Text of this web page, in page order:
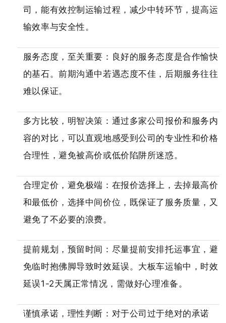
司，能有效控制运输过程，减少中转环节，提高运
输效率与安全性。
服务态度，至关重要：良好的服务态度是合作愉快
的基石。前期沟通中若遇态度不佳，后期服务往往
难以保证。
多方比较，明智决策：通过多家公司报价和服务内
容的对比，可以直观地感受到公司的专业性和价格
合理性，避免被高价或低价陷阱所迷惑。
合理定价，避免极端：在报价选择上，去掉最高价
和最低价，选择中间价位，既保证了服务质量，又
避免了不必要的浪费。
提前规划，预留时间：尽量提前安排托运事宜，避
免临时抱佛脚导致时效延误。大板车运输中，时效
延误1-2天属正常情况，需做好心理准备。
谨慎承诺，理性判断：对于公司过于绝对的承诺